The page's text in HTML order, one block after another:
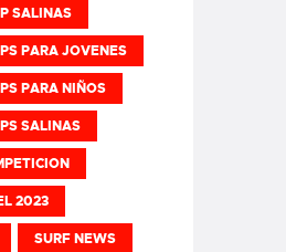
SALINAS
PARA JOVENES
PARA NIÑOS
SALINAS
2023
SURF NEWS